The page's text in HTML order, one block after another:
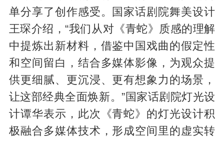
单分享了创作感受。国家话剧院舞美设计
王琛介绍，“我们从对《青蛇》质感的理解
中提炼出新材料，借鉴中国戏曲的假定性
和空间留白，结合多媒体影像，为观众提
供更细腻、更沉浸、更有想象力的场景，
让这部经典全面焕新。”国家话剧院灯光设
计谭华表示，此次《青蛇》的灯光设计积
极融合多媒体技术，形成空间里的虚实转